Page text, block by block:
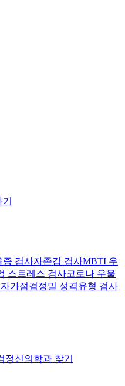
증 검사자존감 검사MBTI 우
스트레스 검사코로나 우울
가점검정밀 성격유형 검사
정신의학과 찾기